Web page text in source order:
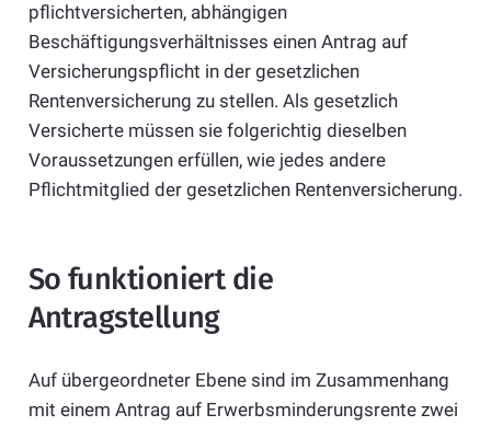
pflichtversicherten, abhängigen
Beschäftigungsverhältnisses einen Antrag auf
Versicherungspflicht in der gesetzlichen
Rentenversicherung zu stellen. Als gesetzlich
Versicherte müssen sie folgerichtig dieselben
Voraussetzungen erfüllen, wie jedes andere
Pflichtmitglied der gesetzlichen Rentenversicherung.
So funktioniert die
Antragstellung
Auf übergeordneter Ebene sind im Zusammenhang
mit einem Antrag auf Erwerbsminderungsrente zwei